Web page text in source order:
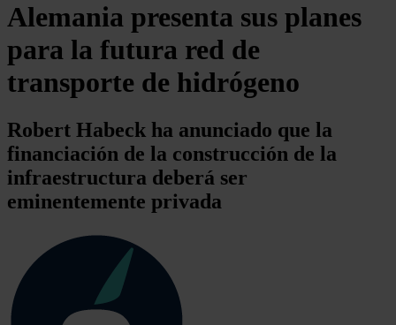
Alemania presenta sus planes
para la futura red de
transporte de hidrógeno
Robert Habeck ha anunciado que la
financiación de la construcción de la
infraestructura deberá ser
eminentemente privada